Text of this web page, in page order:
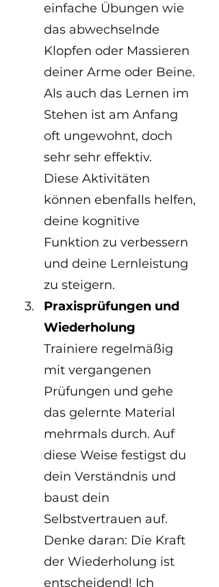
einfache Übungen wie
das abwechselnde
Klopfen oder Massieren
deiner Arme oder Beine.
Als auch das Lernen im
Stehen ist am Anfang
oft ungewohnt, doch
sehr sehr effektiv.
Diese Aktivitäten
können ebenfalls helfen,
deine kognitive
Funktion zu verbessern
und deine Lernleistung
zu steigern.
Praxisprüfungen und
Wiederholung
Trainiere regelmäßig
mit vergangenen
Prüfungen und gehe
das gelernte Material
mehrmals durch. Auf
diese Weise festigst du
dein Verständnis und
baust dein
Selbstvertrauen auf.
Denke daran: Die Kraft
der Wiederholung ist
entscheidend! Ich